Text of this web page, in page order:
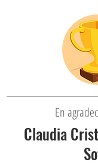
En
Claudia